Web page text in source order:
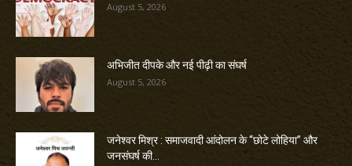
August 5, 2026
अभिजीत दीपके और नई पीढ़ी का संघर्ष
August 5, 2026
जनेश्वर मिश्र : समाजवादी आंदोलन के “छोटे लोहिया” और
जनसंघर्ष की...